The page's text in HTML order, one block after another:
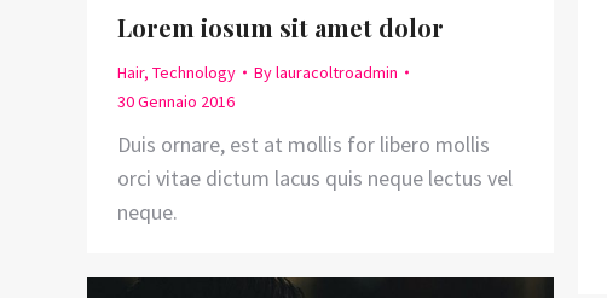
Lorem iosum sit amet dolor
Hair, Technology Bylauracoltroadmin
30 Gennaio 2016
Duis ornare, est at mollis for libero mollis
orci vitae dictum lacus quis neque lectus vel
neque.